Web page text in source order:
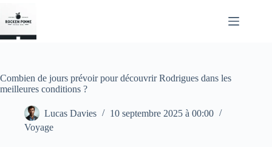
contenu
Combien de jours prévoir pour découvrir Rodrigues dans les
meilleures conditions ?
Lucas Davies
10 septembre 2025 à 00:00
Voyage